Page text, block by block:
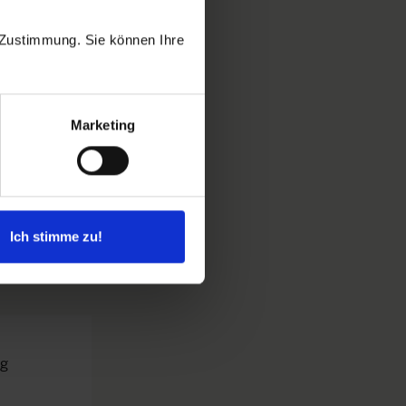
Sie können Ihre
Marketing
Ich stimme zu!
den
Rahmen der
tolle
und
leisten zu